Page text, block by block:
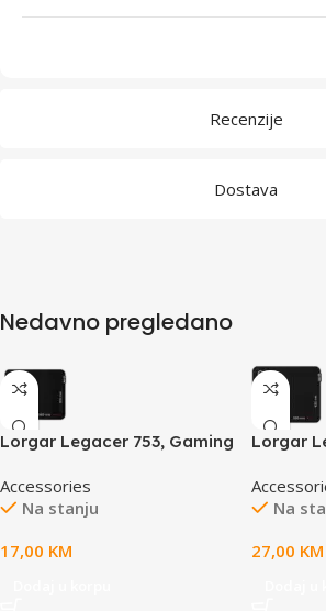
Recenzije
Dostava
Nedavno pregledano
Lorgar Legacer 753, Gaming
surface, Purple anti-slip
rubber base, size: 360mm x
0.23kg
Accessories
Na stanju
17,00 KM
Lorgar
surface,
rubber
0.45kg
Na
27,00 KM